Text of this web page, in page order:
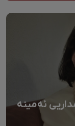
ئەمینە